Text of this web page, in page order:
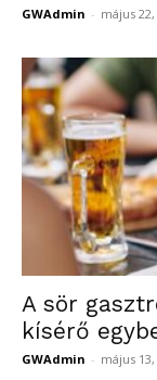
GWAdmin - május 22,
A sör
kísérő
GWAdmin - május 13,